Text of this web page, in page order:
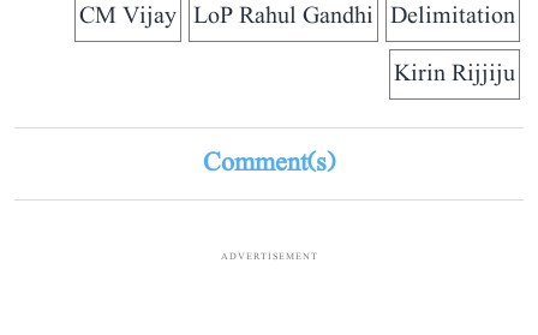
Delimitation
LoP Rahul Gandhi
CM Vijay
Kirin Rijjiju
Comment(s)
ADVERTISEMENT